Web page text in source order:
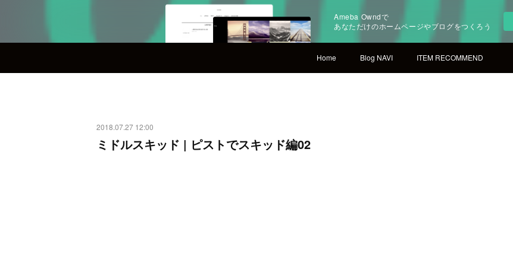
Ameba Owndで
あなただけのホームページやブログをつくろう
Home Blog NAVI ITEM RECOMMEND
2018.07.27 12:00
ミドルスキッド | ピストでスキッド編02